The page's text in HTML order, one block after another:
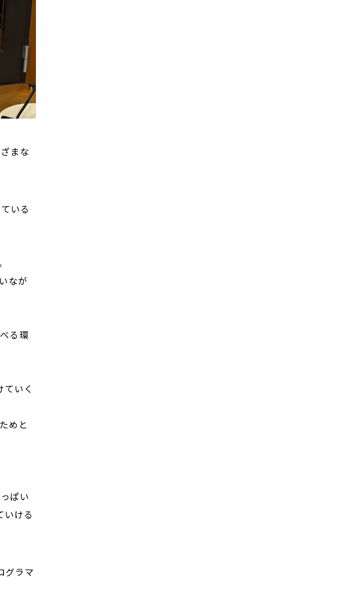
まな
いる
なが
る環
いく
めと
ぱい
いける
グラマ